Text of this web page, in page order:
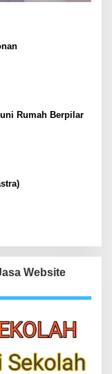
Rumah Berpilar
Website